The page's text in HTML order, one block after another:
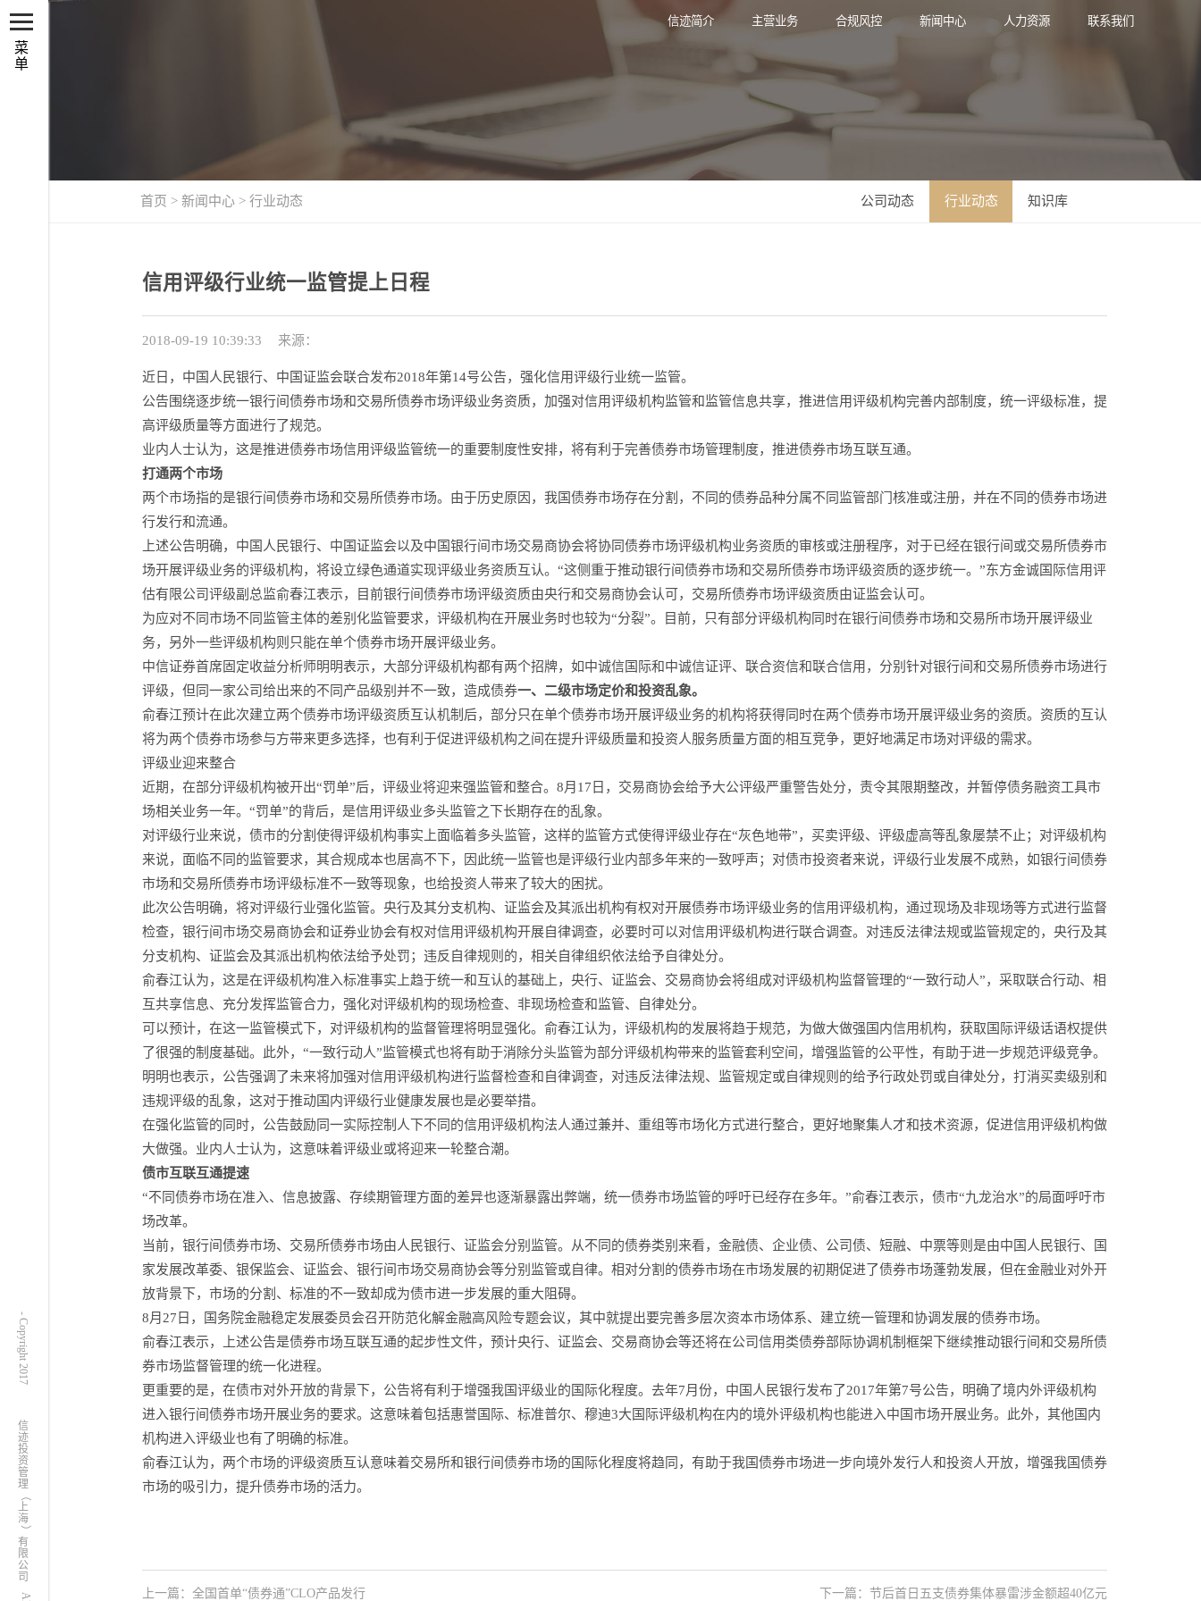
菜
单
- Copyright 2017
信
迹
投
资
管
理
（
上
海
）
有
限
公
司
信迹简介 主营业务 合规风控 新闻中心 人力资源 联系我们
首页 > 新闻中心 > 行业动态 公司动态 行业动态 知识库
信用评级行业统一监管提上日程
2018-09-19 10:39:33 来源：
近日，中国人民银行、中国证监会联合发布2018年第14号公告，强化信用评级行业统一监管。
公告围绕逐步统一银行间债券市场和交易所债券市场评级业务资质，加强对信用评级机构监管和监管信息共享，推进信用评级机构完善内部制度，统一评级标准，提
高评级质量等方面进行了规范。
业内人士认为，这是推进债券市场信用评级监管统一的重要制度性安排，将有利于完善债券市场管理制度，推进债券市场互联互通。
打通两个市场
两个市场指的是银行间债券市场和交易所债券市场。由于历史原因，我国债券市场存在分割，不同的债券品种分属不同监管部门核准或注册，并在不同的债券市场进
行发行和流通。
上述公告明确，中国人民银行、中国证监会以及中国银行间市场交易商协会将协同债券市场评级机构业务资质的审核或注册程序，对于已经在银行间或交易所债券市
场开展评级业务的评级机构，将设立绿色通道实现评级业务资质互认。“这侧重于推动银行间债券市场和交易所债券市场评级资质的逐步统一。”东方金诚国际信用评
估有限公司评级副总监俞春江表示，目前银行间债券市场评级资质由央行和交易商协会认可，交易所债券市场评级资质由证监会认可。
为应对不同市场不同监管主体的差别化监管要求，评级机构在开展业务时也较为“分裂”。目前，只有部分评级机构同时在银行间债券市场和交易所市场开展评级业
务，另外一些评级机构则只能在单个债券市场开展评级业务。
中信证券首席固定收益分析师明明表示，大部分评级机构都有两个招牌，如中诚信国际和中诚信证评、联合资信和联合信用，分别针对银行间和交易所债券市场进行
评级，但同一家公司给出来的不同产品级别并不一致，造成债券一、二级市场定价和投资乱象。
俞春江预计在此次建立两个债券市场评级资质互认机制后，部分只在单个债券市场开展评级业务的机构将获得同时在两个债券市场开展评级业务的资质。资质的互认
将为两个债券市场参与方带来更多选择，也有利于促进评级机构之间在提升评级质量和投资人服务质量方面的相互竞争，更好地满足市场对评级的需求。
评级业迎来整合
近期，在部分评级机构被开出“罚单”后，评级业将迎来强监管和整合。8月17日，交易商协会给予大公评级严重警告处分，责令其限期整改，并暂停债务融资工具市
场相关业务一年。“罚单”的背后，是信用评级业多头监管之下长期存在的乱象。
对评级行业来说，债市的分割使得评级机构事实上面临着多头监管，这样的监管方式使得评级业存在“灰色地带”，买卖评级、评级虚高等乱象屡禁不止；对评级机构
来说，面临不同的监管要求，其合规成本也居高不下，因此统一监管也是评级行业内部多年来的一致呼声；对债市投资者来说，评级行业发展不成熟，如银行间债券
市场和交易所债券市场评级标准不一致等现象，也给投资人带来了较大的困扰。
此次公告明确，将对评级行业强化监管。央行及其分支机构、证监会及其派出机构有权对开展债券市场评级业务的信用评级机构，通过现场及非现场等方式进行监督
检查，银行间市场交易商协会和证券业协会有权对信用评级机构开展自律调查，必要时可以对信用评级机构进行联合调查。对违反法律法规或监管规定的，央行及其
分支机构、证监会及其派出机构依法给予处罚；违反自律规则的，相关自律组织依法给予自律处分。
俞春江认为，这是在评级机构准入标准事实上趋于统一和互认的基础上，央行、证监会、交易商协会将组成对评级机构监督管理的“一致行动人”，采取联合行动、相
互共享信息、充分发挥监管合力，强化对评级机构的现场检查、非现场检查和监管、自律处分。
可以预计，在这一监管模式下，对评级机构的监督管理将明显强化。俞春江认为，评级机构的发展将趋于规范，为做大做强国内信用机构，获取国际评级话语权提供
了很强的制度基础。此外，“一致行动人”监管模式也将有助于消除分头监管为部分评级机构带来的监管套利空间，增强监管的公平性，有助于进一步规范评级竞争。
明明也表示，公告强调了未来将加强对信用评级机构进行监督检查和自律调查，对违反法律法规、监管规定或自律规则的给予行政处罚或自律处分，打消买卖级别和
违规评级的乱象，这对于推动国内评级行业健康发展也是必要举措。
在强化监管的同时，公告鼓励同一实际控制人下不同的信用评级机构法人通过兼并、重组等市场化方式进行整合，更好地聚集人才和技术资源，促进信用评级机构做
大做强。业内人士认为，这意味着评级业或将迎来一轮整合潮。
债市互联互通提速
“不同债券市场在准入、信息披露、存续期管理方面的差异也逐渐暴露出弊端，统一债券市场监管的呼吁已经存在多年。”俞春江表示，债市“九龙治水”的局面呼吁市
场改革。
当前，银行间债券市场、交易所债券市场由人民银行、证监会分别监管。从不同的债券类别来看，金融债、企业债、公司债、短融、中票等则是由中国人民银行、国
家发展改革委、银保监会、证监会、银行间市场交易商协会等分别监管或自律。相对分割的债券市场在市场发展的初期促进了债券市场蓬勃发展，但在金融业对外开
放背景下，市场的分割、标准的不一致却成为债市进一步发展的重大阻碍。
8月27日，国务院金融稳定发展委员会召开防范化解金融高风险专题会议，其中就提出要完善多层次资本市场体系、建立统一管理和协调发展的债券市场。
俞春江表示，上述公告是债券市场互联互通的起步性文件，预计央行、证监会、交易商协会等还将在公司信用类债券部际协调机制框架下继续推动银行间和交易所债
券市场监督管理的统一化进程。
更重要的是，在债市对外开放的背景下，公告将有利于增强我国评级业的国际化程度。去年7月份，中国人民银行发布了2017年第7号公告，明确了境内外评级机构
进入银行间债券市场开展业务的要求。这意味着包括惠誉国际、标准普尔、穆迪3大国际评级机构在内的境外评级机构也能进入中国市场开展业务。此外，其他国内
机构进入评级业也有了明确的标准。
俞春江认为，两个市场的评级资质互认意味着交易所和银行间债券市场的国际化程度将趋同，有助于我国债券市场进一步向境外发行人和投资人开放，增强我国债券
市场的吸引力，提升债券市场的活力。
上一篇：全国首单“债券通”CLO产品发行 下一篇：节后首日五支债券集体暴雷涉金额超40亿元